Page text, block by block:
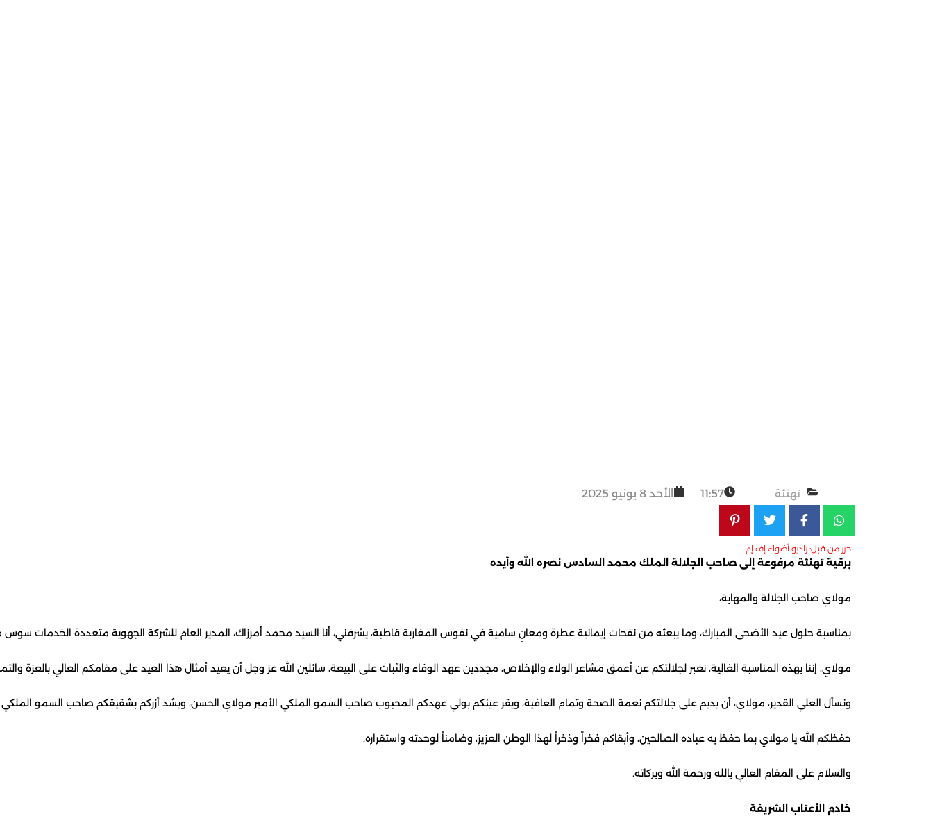
تهنئة 11:57 الأحد 8 يونيو 2025
حرر من قبل: راديو أضواء إف إم
برقية تهنئة مرفوعة إلى صاحب الجلالة الملك محمد السادس نصره الله وأيده
مولاي صاحب الجلالة والمهابة،
بمناسبة حلول عيد الأضحى المبارك، وما يبعثه من نفحات إيمانية عطرة ومعانٍ سامية في نفوس المغاربة قاطبة، يشرفني، أنا السيد محمد أمرزاك، المدير العام للشركة الجهوية متعددة الخدمات
مولاي، إننا بهذه المناسبة الغالية، نعبر لجلالتكم عن أعمق مشاعر الولاء والإخلاص، مجددين عهد الوفاء والثبات على البيعة، سائلين الله عز وجل أن يعيد أمثال هذا العيد على مقامكم العالي
ونسأل العلي القدير، مولاي، أن يديم على جلالتكم نعمة الصحة وتمام العافية، ويقر عينكم بولي عهدكم المحبوب صاحب السمو الملكي الأمير مولاي الحسن، ويشد أزركم بشقيقكم صاحب السمو الملكي
حفظكم الله يا مولاي بما حفظ به عباده الصالحين، وأبقاكم فخراً وذخراً لهذا الوطن العزيز، وضامناً لوحدته واستقراره.
والسلام على المقام العالي بالله ورحمة الله وبركاته.
خادم الأعتاب الشريفة